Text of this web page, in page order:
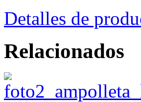
Detalles de
Relacionados